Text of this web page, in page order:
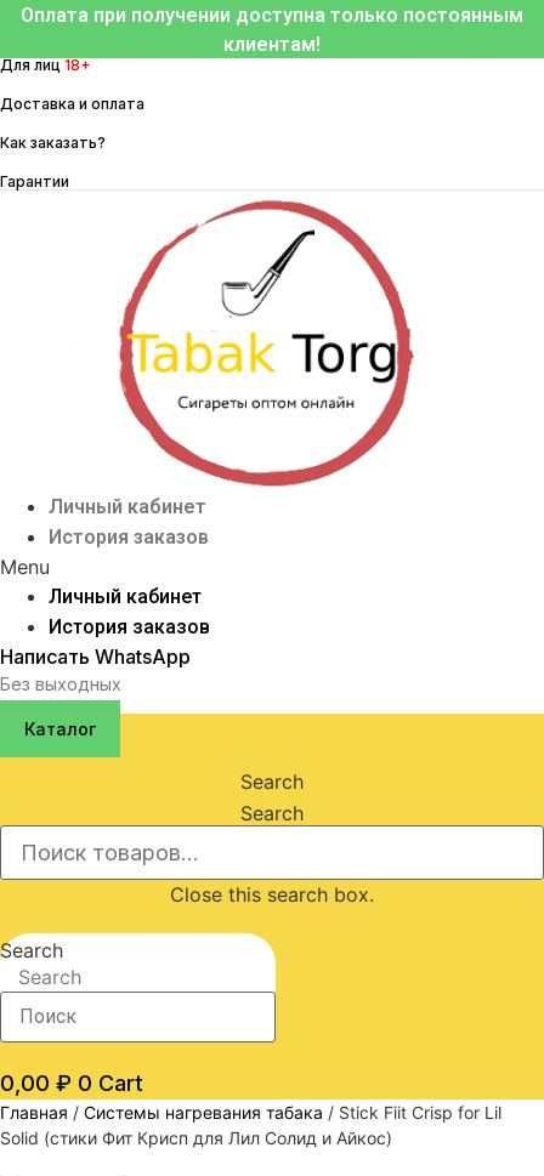
Перейти
содержимому
Оплата при получении доступна только постоянным
клиентам!
Для лиц 18+
Доставка и оплата
Как заказать?
Гарантии
Личный кабинет
История заказов
Menu
Личный кабинет
История заказов
Написать WhatsApp
Без выходных
Каталог
Search
Search
Close this search box.
Search
Search
0,00 ₽ 0 Cart
Главная / Системы нагревания табака / Stick Fiit Crisp for Lil
Solid (стики Фит Крисп для Лил Солид и Айкос)